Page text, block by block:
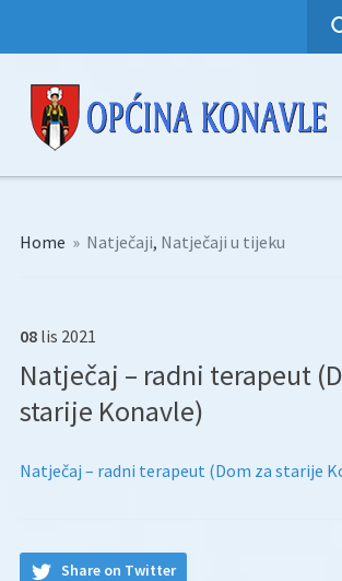
Home » Natječaji, Natječaji u tijeku
08 lis 2021
Natječaj – radni terapeut
starije Konavle)
Natječaj – radni terapeut (Dom za starije
Share on Twitter